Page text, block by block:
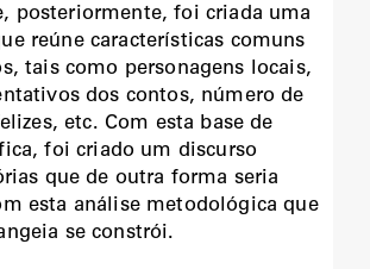
posteriormente, foi criada uma
reúne características comuns
tais como personagens locais,
dos contos, número de
etc. Com esta base de
foi criado um discurso
que de outra forma seria
esta análise metodológica que
se constrói.